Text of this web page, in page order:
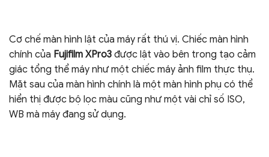
Cơ chế màn hình lật của máy rất thú vị. Chiếc màn hình
chính của Fujifilm XPro3 được lật vào bên trong tạo cảm
giác tổng thể máy như một chiếc máy ảnh film thực thụ.
Mặt sau của màn hình chính là một màn hình phụ có thể
hiển thị được bộ lọc màu cũng như một vài chỉ số ISO,
WB mà máy đang sử dụng.